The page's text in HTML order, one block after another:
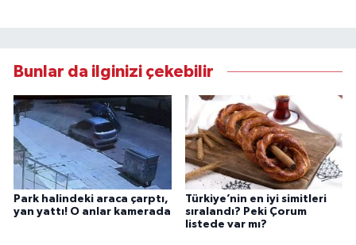
Bunlar da ilginizi çekebilir
Park halindeki araca çarptı,
yan yattı! O anlar kamerada
Türkiye’nin en iyi simitleri
sıralandı? Peki Çorum
listede var mı?